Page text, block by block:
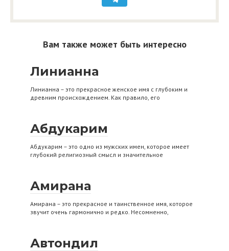
Вам также может быть интересно
Линианна
Линианна – это прекрасное женское имя с глубоким и
древним происхождением. Как правило, его
Абдукарим
Абдукарим – это одно из мужских имен, которое имеет
глубокий религиозный смысл и значительное
Амирана
Амирана – это прекрасное и таинственное имя, которое
звучит очень гармонично и редко. Несомненно,
Автондил